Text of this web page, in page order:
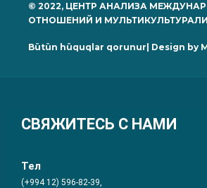
© 2022, ЦЕНТР АНАЛИЗА
ОТНОШЕНИЙ И
Bütün hüquqlar qorunur| Design by
СВЯЖИТЕСЬ С НАМИ
Тел
(+994 12) 596-82-39,